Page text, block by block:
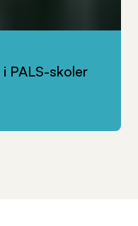
i PALS-skoler